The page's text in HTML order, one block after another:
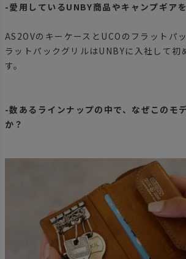
-愛用しているUNBY商品やキャンプギア
AS2OVのキーケースとUCOのフラットパ
ラットパックグリルはUNBYに入社して初
す。
-数あるラインナップの中で、なぜこのモ
か？